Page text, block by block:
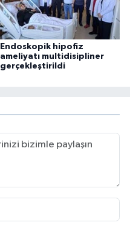
Endoskopik hipofiz
ameliyatı multidisipliner
gerçekleştirildi